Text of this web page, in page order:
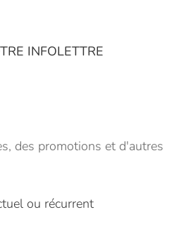
INFOLETTRE
des promotions et d'autres
ou récurrent